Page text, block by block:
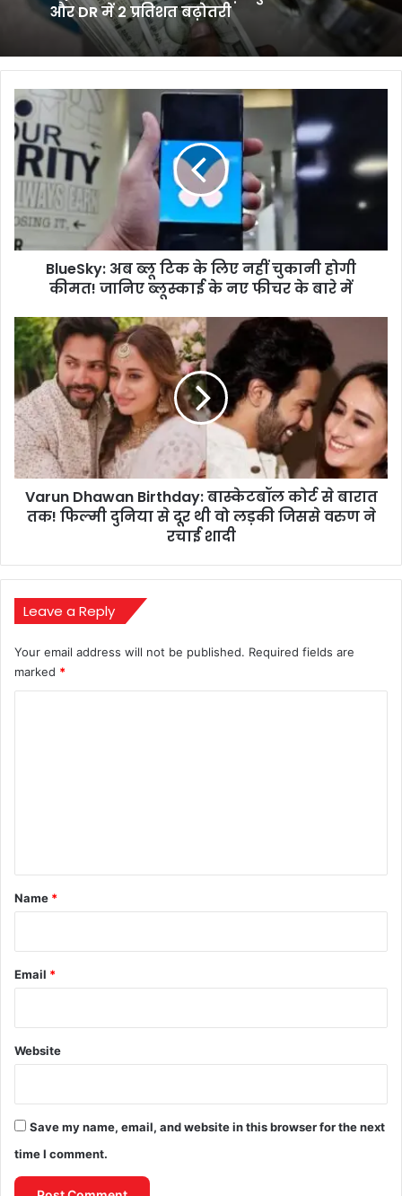
और DR में 2 प्रतिशत बढ़ोतरी
BlueSky:
अब
ब्लू
टिक
के
लिए
नहीं
चुकानी
होगी
के
नए
फीचर
के
बारे
में
BlueSky: अब ब्लू टिक के लिए नहीं चुकानी होगी
कीमत! जानिए ब्लूस्काई के नए फीचर के बारे में
Varun
Dhawan
Birthday:
बास्केटबॉल
कोर्ट
से
बारात
तक!
फिल्मी
दुनिया
वो
जिससे
वरुण
ने
Varun Dhawan Birthday: बास्केटबॉल कोर्ट से बारात
तक! फिल्मी दुनिया से दूर थी वो लड़की जिससे वरुण ने
रचाई शादी
Leave a Reply
Your email address will not be published. Required fields are
marked *
*
Name *
Email *
Website
Save my name, email, and website in this browser for the next
time I comment.